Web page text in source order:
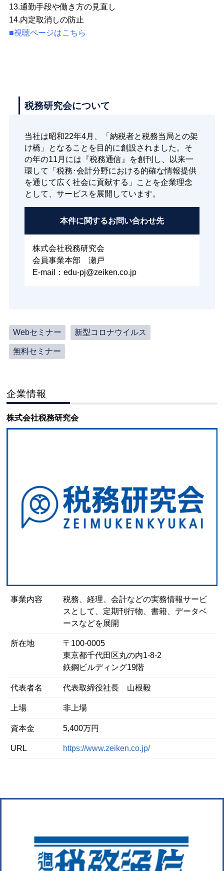
13.通勤手段や働き方の見直し
14.内定取消しの防止
■視聴ページはこちら
税務研究会について
当社は昭和22年4月、「納税者と税務当局との架
け橋」となることを目的に創設されました。そ
の年の11月には『税務通信』を創刊し、以来一
環して「税務･会計分野における的確な情報提供
を通じて広く社会に貢献する」ことを企業理念
として、サービスを展開しています。
本件に関するお問い合わせ先
株式会社税務研究会
会員事業本部 瀬戸
E-mail：edu-pj@zeiken.co.jp
Webセミナー 新型コロナウイルス
無料セミナー
企業情報
株式会社税務研究会
事業内容
税務、経理、会計などの実務情報サービ
スとして、定期刊行物、書籍、データベ
ースなどを展開
所在地
〒100-0005
東京都千代田区丸の内1-8-2
鉃鋼ビルディング19階
代表者名 代表取締役社長 山根毅
上場 非上場
資本金 5,400万円
URL https://www.zeiken.co.jp/